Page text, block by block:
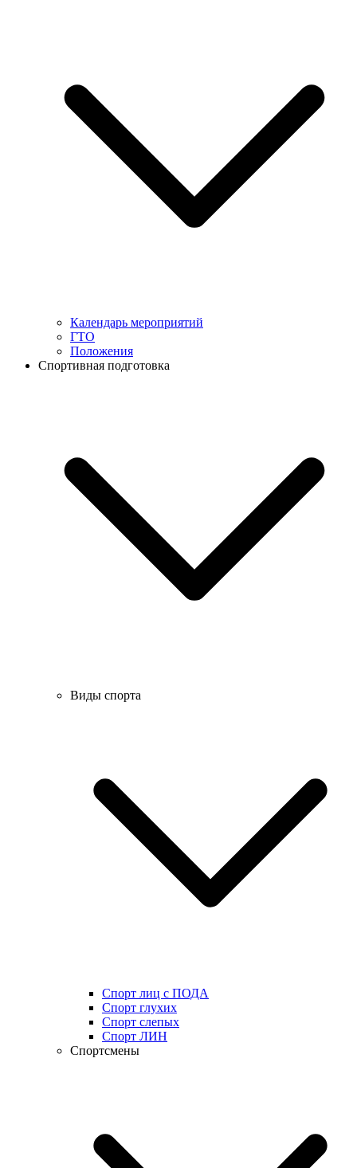
Календарь мероприятий
ГТО
Положения
Спортивная подготовка
Виды спорта
Спорт лиц с ПОДА
Спорт глухих
Спорт слепых
Спорт ЛИН
Спортсмены